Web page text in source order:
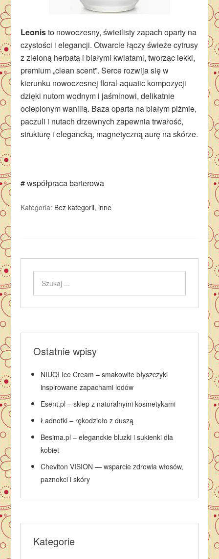
Leonisto nowoczesny, świetlisty zapach oparty na
czystości i elegancji. Otwarcie łączy świeże cytrusy
z zieloną herbatą i białymi kwiatami, tworząc lekki,
premium „clean scent”. Serce rozwija się w
kierunku nowoczesnej floral-aquatic kompozycji
dzięki nutom wodnym i jaśminowi, delikatnie
ocieplonym wanilią. Baza oparta na białym piżmie,
paczuli i nutach drzewnych zapewnia trwałość,
strukturę i elegancką, magnetyczną aurę na skórze.
# współpraca barterowa
Kategoria: Bez kategorii,inne
Ostatnie wpisy
NIUQI Ice Cream – smakowite błyszczyki
inspirowane zapachami lodów
Esent.pl – sklep z naturalnymi kosmetykami
Ładnotki – rękodzieło z duszą
Besima.pl – eleganckie bluzki i sukienki dla
kobiet
Cheviton VISION — wsparcie zdrowia włosów,
paznokci i skóry
Kategorie